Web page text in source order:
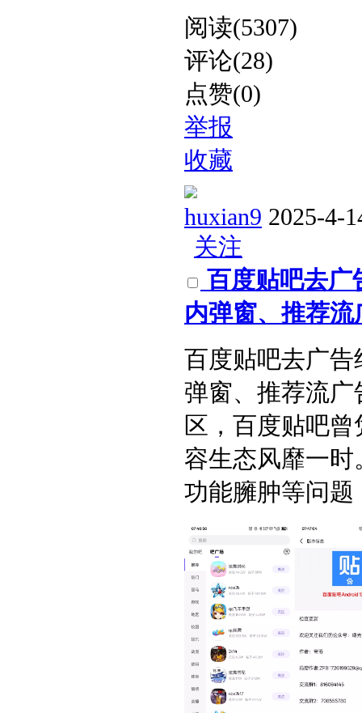
阅读(5307)
评论(28)
点赞(0)
举报
收藏
huxian9 2025-4-
关注
百度贴吧去广
内弹窗、推荐流
百度贴吧去广告
弹窗、推荐流
区，百度贴吧
容生态风靡一
功能臃肿等问题